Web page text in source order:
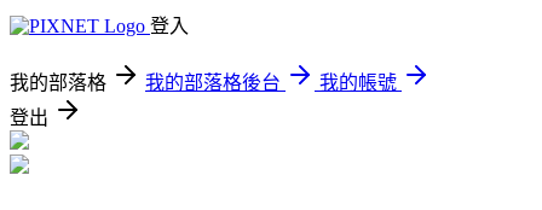
登入
我的部落格 我的部落格後台
我的帳號
登出